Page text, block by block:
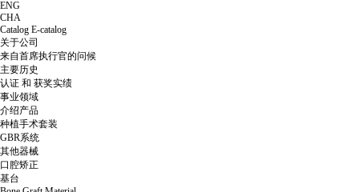
ENG
CHA
Catalog E-catalog
关于公司
来自首席执行官的问候
主要历史
认证 和 获奖实绩
事业领域
介绍产品
种植手术套装
GBR系统
其他器械
口腔矫正
基台